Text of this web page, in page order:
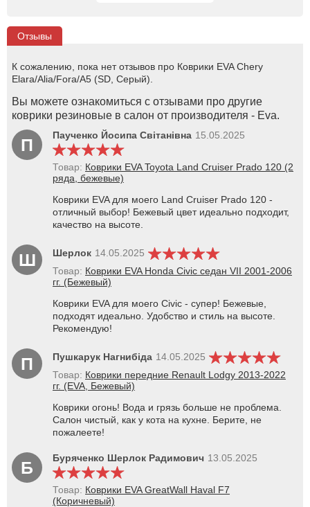
Отзывы
К сожалению, пока нет отзывов про Коврики EVA Chery
Elara/Alia/Fora/A5 (SD, Серый).
Вы можете ознакомиться с отзывами про другие
коврики резиновые в салон от производителя - Eva.
П Паученко Йосипа Світанівна 15.05.2025
Товар: Коврики EVA Toyota Land Cruiser Prado 120 (2
ряда, бежевые)
Коврики EVA для моего Land Cruiser Prado 120 -
отличный выбор! Бежевый цвет идеально подходит,
качество на высоте.
Ш Шерлок 14.05.2025
Товар: Коврики EVA Honda Civic седан VII 2001-2006
гг. (Бежевый)
Коврики EVA для моего Civic - супер! Бежевые,
подходят идеально. Удобство и стиль на высоте.
Рекомендую!
П Пушкарук Нагнибіда 14.05.2025
Товар: Коврики передние Renault Lodgy 2013-2022
гг. (EVA, Бежевый)
Коврики огонь! Вода и грязь больше не проблема.
Салон чистый, как у кота на кухне. Берите, не
пожалеете!
Б Буряченко Шерлок Радимович 13.05.2025
Товар: Коврики EVA GreatWall Haval F7
(Коричневый)